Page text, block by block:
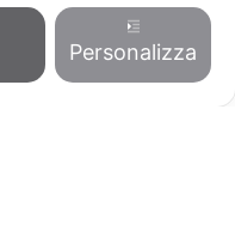
Personalizza